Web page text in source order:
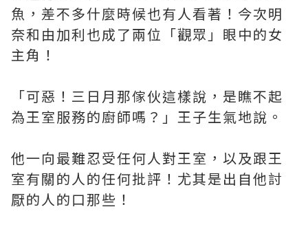
魚，差不多什麼時候也有人看著！今次明
奈和由加利也成了兩位「觀眾」眼中的女
主角！
「可惡！三日月那傢伙這樣說，是瞧不起
為王室服務的廚師嗎？」王子生氣地說。
他一向最難忍受任何人對王室，以及跟王
室有關的人的任何批評！尤其是出自他討
厭的人的口那些！